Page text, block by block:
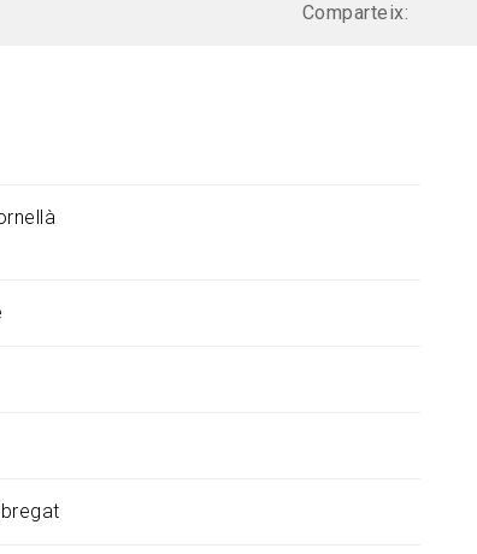
Comparteix: